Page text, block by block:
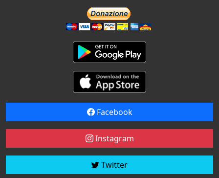
Facebook
Instagram
Twitter